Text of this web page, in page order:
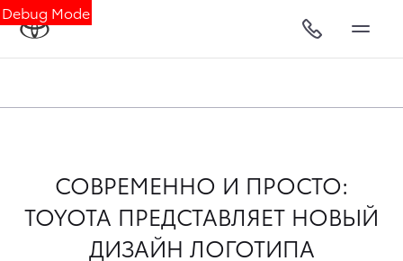
Debug Mode
СОВРЕМЕННО И ПРОСТО:
TOYOTA ПРЕДСТАВЛЯЕТ НОВЫЙ
ДИЗАЙН ЛОГОТИПА